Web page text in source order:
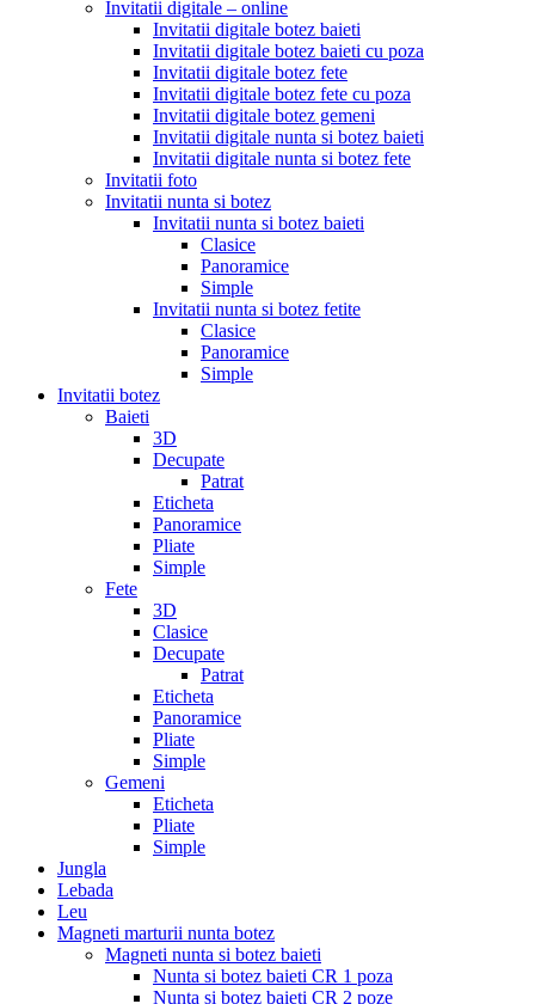
Invitatii digitale – online
Invitatii digitale botez baieti
Invitatii digitale botez baieti cu poza
Invitatii digitale botez fete
Invitatii digitale botez fete cu poza
Invitatii digitale botez gemeni
Invitatii digitale nunta si botez baieti
Invitatii digitale nunta si botez fete
Invitatii foto
Invitatii nunta si botez
Invitatii nunta si botez baieti
Clasice
Panoramice
Simple
Invitatii nunta si botez fetite
Clasice
Panoramice
Simple
Invitatii botez
Baieti
3D
Decupate
Patrat
Eticheta
Panoramice
Pliate
Simple
Fete
3D
Clasice
Decupate
Patrat
Eticheta
Panoramice
Pliate
Simple
Gemeni
Eticheta
Pliate
Simple
Jungla
Lebada
Leu
Magneti marturii nunta botez
Magneti nunta si botez baieti
Nunta si botez baieti CR 1 poza
Nunta si botez baieti CR 2 poze